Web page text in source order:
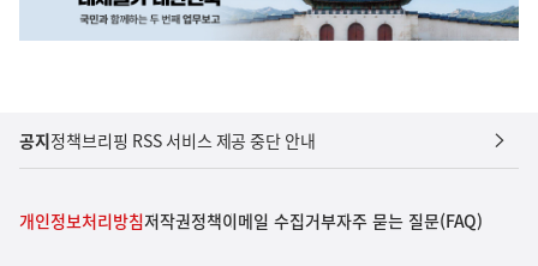
공지정책브리핑 RSS 서비스 제공 중단 안내
개인정보처리방침저작권정책이메일 수집거부자주 묻는 질문(FAQ)